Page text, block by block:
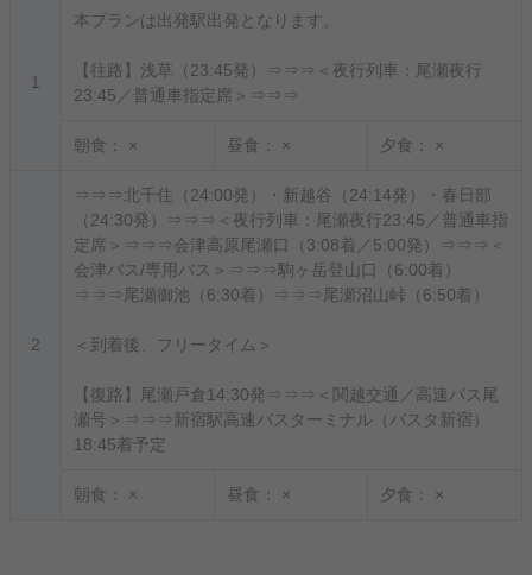
1
本プランは出発駅出発となります。
【往路】浅草（23:45発）⇒⇒⇒＜夜行列車：尾瀬夜行
23:45／普通車指定席＞⇒⇒⇒
朝食： × 昼食： × 夕食： ×
2
⇒⇒⇒北千住（24:00発）・新越谷（24:14発）・春日部
（24:30発）⇒⇒⇒＜夜行列車：尾瀬夜行23:45／普通車指
定席＞⇒⇒⇒会津高原尾瀬口（3:08着／5:00発）⇒⇒⇒＜
会津バス/専用バス＞⇒⇒⇒駒ヶ岳登山口（6:00着）
⇒⇒⇒尾瀬御池（6:30着）⇒⇒⇒尾瀬沼山峠（6:50着）
＜到着後、フリータイム＞
【復路】尾瀬戸倉14:30発⇒⇒⇒＜関越交通／高速バス尾
瀬号＞⇒⇒⇒新宿駅高速バスターミナル（バスタ新宿）
18:45着予定
朝食： × 昼食： × 夕食： ×